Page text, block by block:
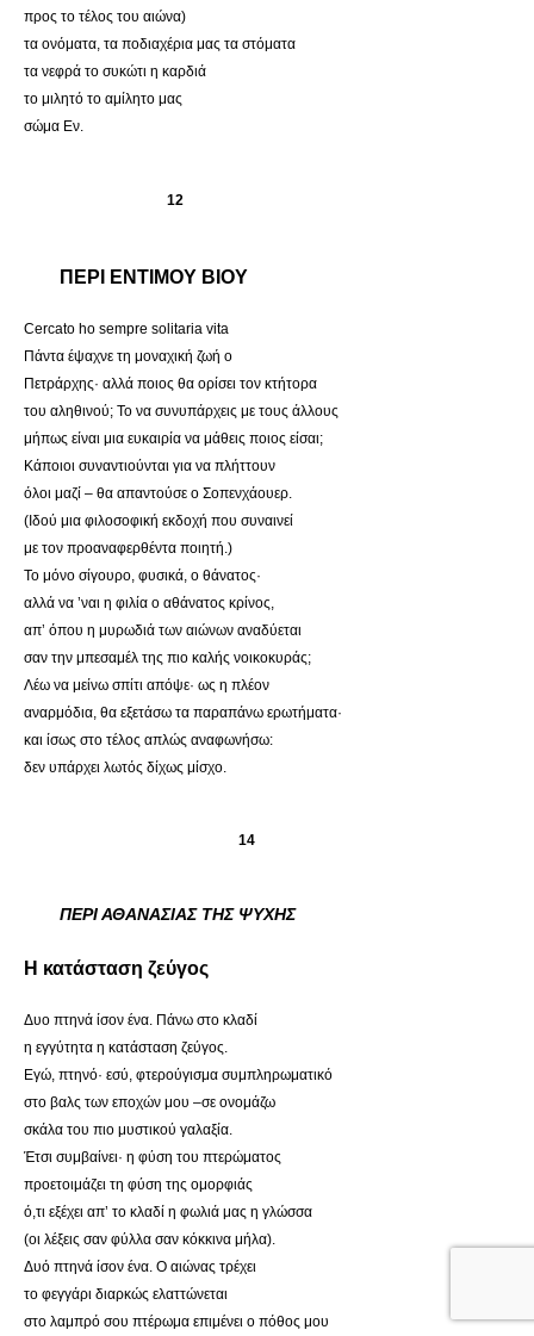
προς το τέλος του αιώνα)
τα ονόματα, τα ποδιαχέρια μας τα στόματα
τα νεφρά το συκώτι η καρδιά
το μιλητό το αμίλητο μας
σώμα Εν.
12
ΠΕΡΙ ΕΝΤΙΜΟΥ ΒΙΟΥ
Cercato ho sempre solitaria vita
Πάντα έψαχνε τη μοναχική ζωή ο
Πετράρχης· αλλά ποιος θα ορίσει τον κτήτορα
του αληθινού; Το να συνυπάρχεις με τους άλλους
μήπως είναι μια ευκαιρία να μάθεις ποιος είσαι;
Κάποιοι συναντιούνται για να πλήττουν
όλοι μαζί – θα απαντούσε ο Σοπενχάουερ.
(Ιδού μια φιλοσοφική εκδοχή που συναινεί
με τον προαναφερθέντα ποιητή.)
Το μόνο σίγουρο, φυσικά, ο θάνατος·
αλλά να ’ναι η φιλία ο αθάνατος κρίνος,
απ’ όπου η μυρωδιά των αιώνων αναδύεται
σαν την μπεσαμέλ της πιο καλής νοικοκυράς;
Λέω να μείνω σπίτι απόψε· ως η πλέον
αναρμόδια, θα εξετάσω τα παραπάνω ερωτήματα·
και ίσως στο τέλος απλώς αναφωνήσω:
δεν υπάρχει λωτός δίχως μίσχο.
14
ΠΕΡΙ ΑΘΑΝΑΣΙΑΣ ΤΗΣ ΨΥΧΗΣ
Η κατάσταση ζεύγος
Δυο πτηνά ίσον ένα. Πάνω στο κλαδί
η εγγύτητα η κατάσταση ζεύγος.
Εγώ, πτηνό· εσύ, φτερούγισμα συμπληρωματικό
στο βαλς των εποχών μου –σε ονομάζω
σκάλα του πιο μυστικού γαλαξία.
Έτσι συμβαίνει· η φύση του πτερώματος
προετοιμάζει τη φύση της ομορφιάς
ό,τι εξέχει απ’ το κλαδί η φωλιά μας η γλώσσα
(οι λέξεις σαν φύλλα σαν κόκκινα μήλα).
Δυό πτηνά ίσον ένα. Ο αιώνας τρέχει
το φεγγάρι διαρκώς ελαττώνεται
στο λαμπρό σου πτέρωμα επιμένει ο πόθος μου